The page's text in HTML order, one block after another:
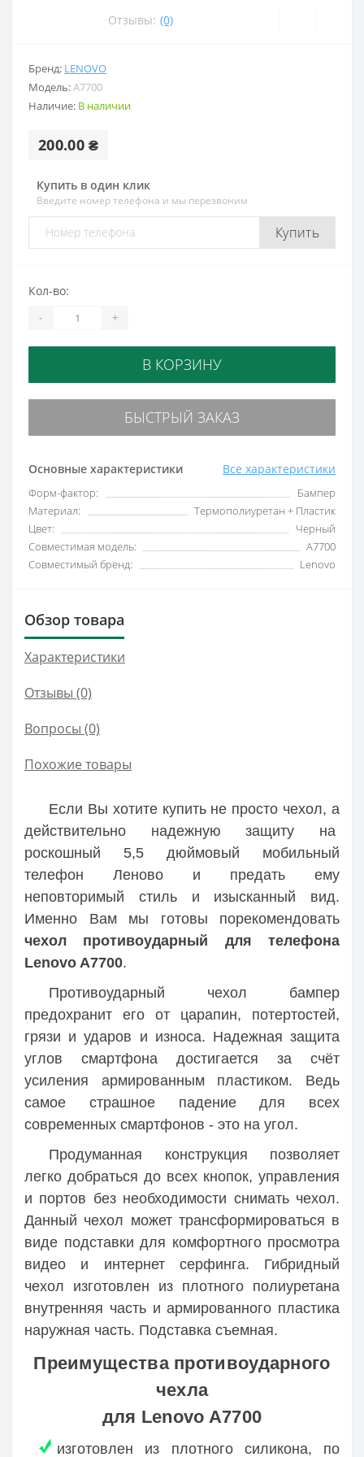
Отзывы: (0)
Бренд: LENOVO
Модель:A7700
Наличие: В наличии
200.00 ₴
Купить в один клик
Введите номер телефона и мы перезвоним
Купить
Основные характеристики Все характеристики
Форм-фактор:
Бампер
Материал:
Термополиуретан + Пластик
Цвет:
Черный
Совместимая модель:
A7700
Совместимый бренд:
Lenovo
Кол-во:
- +
В КОРЗИНУ
БЫСТРЫЙ ЗАКАЗ
Обзор товара
Характеристики
Отзывы (0)
Вопросы (0)
Похожие товары
Если Вы хотите купить не просто чехол, а
действительно надежную защиту на
роскошный 5,5 дюймовый мобильный
телефон Леново и предать ему
неповторимый стиль и изысканный вид.
Именно Вам мы готовы порекомендовать
чехол противоударный для телефона
Lenovo A7700.
Противоударный чехол бампер
предохранит его от царапин, потертостей,
грязи и ударов и износа. Надежная защита
углов смартфона достигается за счёт
усиления армированным пластиком. Ведь
самое страшное падение для всех
современных смартфонов - это на угол.
Продуманная конструкция позволяет
легко добраться до всех кнопок, управления
и портов без необходимости снимать чехол.
Данный чехол может трансформироваться в
виде подставки для комфортного просмотра
видео и интернет серфинга. Гибридный
чехол изготовлен из плотного полиуретана
внутренняя часть и армированного пластика
наружная часть. Подставка съемная.
Преимущества противоударного
чехла
для Lenovo A7700
изготовлен из плотного силикона, по